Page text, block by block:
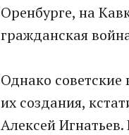
Оренбурге, на
гражданская
Однако
их создания,
Алексей